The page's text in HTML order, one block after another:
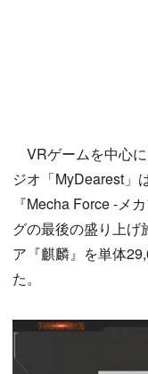
VRゲームを中心
ジオ「MyDearest」
『Mecha Force -メ
グの最後の盛り上げ
ア『麒麟』を単体
た。